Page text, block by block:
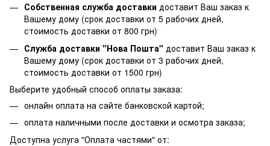
Собственная служба доставки доставит Ваш заказ к
Вашему дому (срок доставки от 5 рабочих дней,
стоимость доставки от 800 грн)
Служба доставки "Нова Пошта" доставит Ваш заказ к
Вашему дому (срок доставки от 3 рабочих дней,
стоимость доставки от 1500 грн)
Выберите удобный способ оплаты заказа:
онлайн оплата на сайте банковской картой;
оплата наличными после доставки и осмотра заказа;
Доступна услуга "Оплата частями" от: